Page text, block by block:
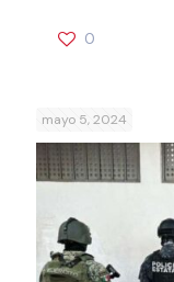
0
mayo 5, 2024